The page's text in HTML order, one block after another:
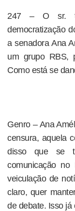
247 – O sr.
democratização
a senadora Ana
um grupo RBS,
Como está se
Genro – Ana
censura, aquela
disso que se
comunicação
veiculação de
claro, quer
de debate. Isso já